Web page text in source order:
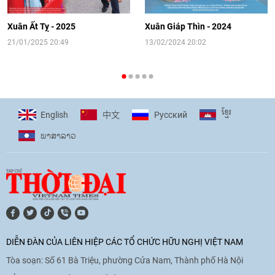
hướng tới kết nối hiệu quả nguồn lực
người Việt Nam ở nước ngoài
16:58|10/06/2026
phó với biến đổi khí hậu
17:07|09/06/2026
[Video] Lào dành ưu tiên hàng đầu cho
quan hệ với Việt Nam
11:01 |09/06/2026
[Video] Doanh nghiệp Hoa Kỳ hỗ trợ
Xuân Ất Tỵ - 2025
21/01/2025 20:49
Xuân Giáp Thìn - 2024
13/02/2024 20:02
English 中文 Pусский ខ្មែរ
ພາ​ສາ​ລາວ
DIỄN ĐÀN CỦA LIÊN HIỆP CÁC TỔ CHỨC HỮU NGHỊ VIỆT NAM
Tòa soạn: Số 61 Bà Triệu, phường Cửa Nam, Thành phố Hà Nội